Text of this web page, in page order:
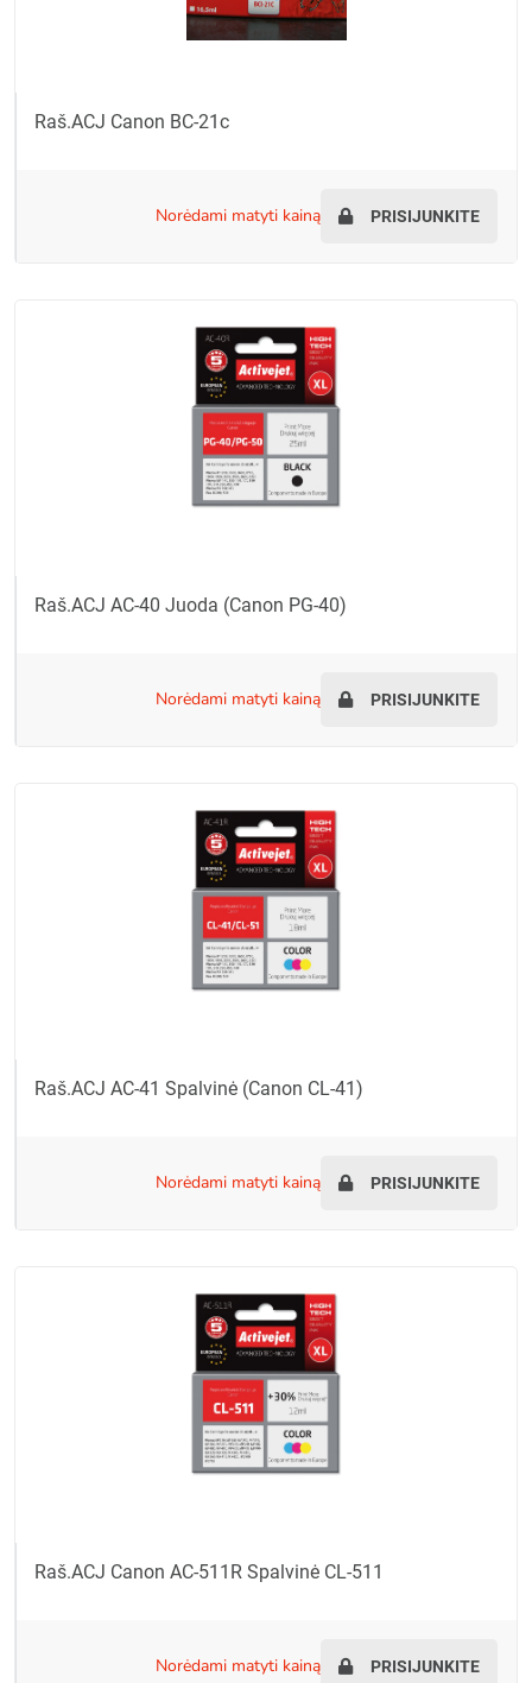
Raš.ACJ Canon BC-21c
norėdami matyti kainą PRISIJUNKITE
Raš.ACJ AC-40 Juoda (Canon PG-40)
norėdami matyti kainą PRISIJUNKITE
Raš.ACJ AC-41 Spalvinė (Canon CL-41)
norėdami matyti kainą PRISIJUNKITE
Raš.ACJ Canon AC-511R Spalvinė CL-511
norėdami matyti kainą PRISIJUNKITE